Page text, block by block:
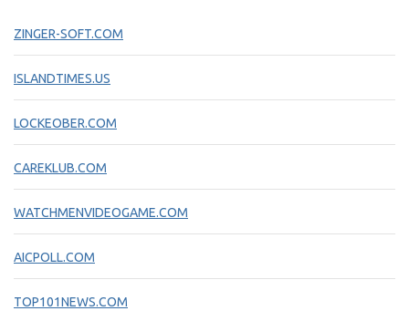
ZINGER-SOFT.COM
ISLANDTIMES.US
LOCKEOBER.COM
CAREKLUB.COM
WATCHMENVIDEOGAME.COM
AICPOLL.COM
TOP101NEWS.COM